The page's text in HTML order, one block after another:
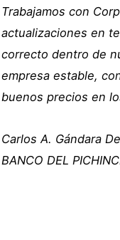
Trabajamos con
actualizaciones en
correcto dentro de
empresa estable,
buenos precios en
Carlos A. Gándara
BANCO DEL